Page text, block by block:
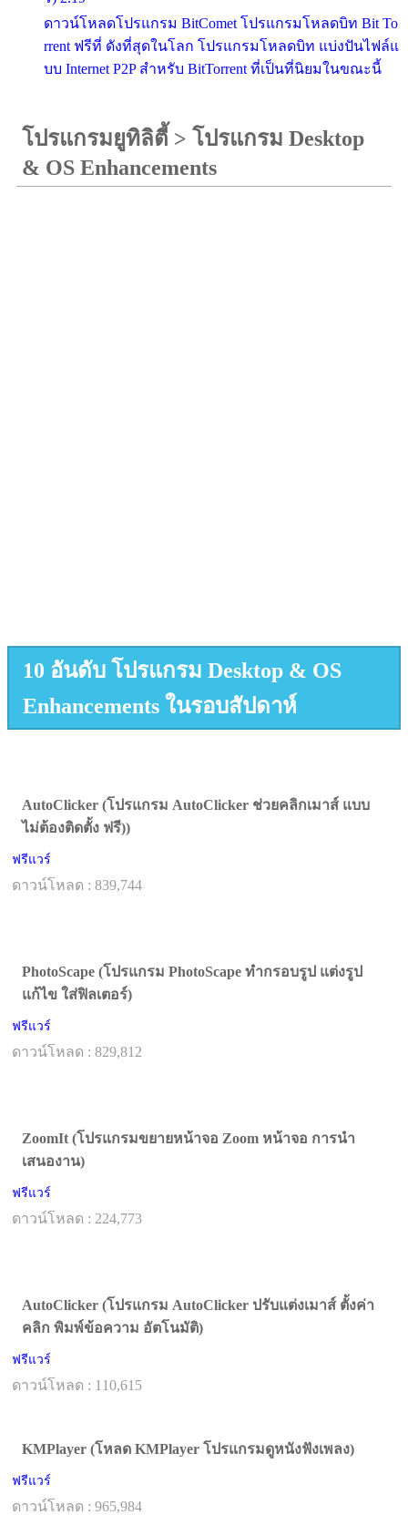
ดาวน์โหลดโปรแกรม BitComet โปรแกรมโหลดบิท Bit To
rrent ฟรีที่ ดังที่สุดในโลก โปรแกรมโหลดบิท แบ่งปันไฟล์แ
บบ Internet P2P สำหรับ BitTorrent ที่เป็นที่นิยมในขณะนี้
โปรแกรมยูทิลิตี้ > โปรแกรม Desktop
& OS Enhancements
10 อันดับ โปรแกรม Desktop & OS
Enhancements ในรอบสัปดาห์
AutoClicker (โปรแกรม AutoClicker ช่วยคลิกเมาส์ แบบ
ไม่ต้องติดตั้ง ฟรี))
ฟรีแวร์
ดาวน์โหลด : 839,744
PhotoScape (โปรแกรม PhotoScape ทำกรอบรูป แต่งรูป
แก้ไข ใส่ฟิลเตอร์)
ฟรีแวร์
ดาวน์โหลด : 829,812
ZoomIt (โปรแกรมขยายหน้าจอ Zoom หน้าจอ การนำ
เสนองาน)
ฟรีแวร์
ดาวน์โหลด : 224,773
AutoClicker (โปรแกรม AutoClicker ปรับแต่งเมาส์ ตั้งค่า
คลิก พิมพ์ข้อความ อัตโนมัติ)
ฟรีแวร์
ดาวน์โหลด : 110,615
KMPlayer (โหลด KMPlayer โปรแกรมดูหนังฟังเพลง)
ฟรีแวร์
ดาวน์โหลด : 965,984